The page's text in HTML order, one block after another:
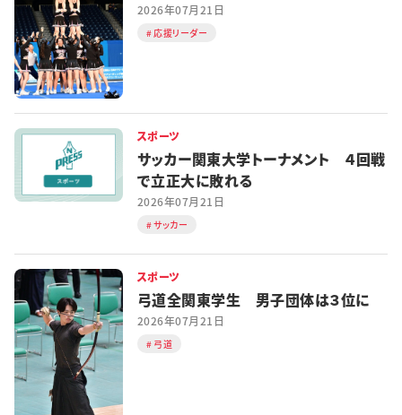
2026年07月21日
応援リーダー
スポーツ
サッカー関東大学トーナメント ４回戦
で立正大に敗れる
2026年07月21日
サッカー
スポーツ
弓道全関東学生 男子団体は３位に
2026年07月21日
弓道